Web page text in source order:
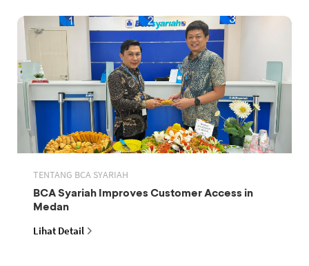
TENTANG BCA SYARIAH
BCA Syariah Improves Customer Access in
Medan
Lihat Detail